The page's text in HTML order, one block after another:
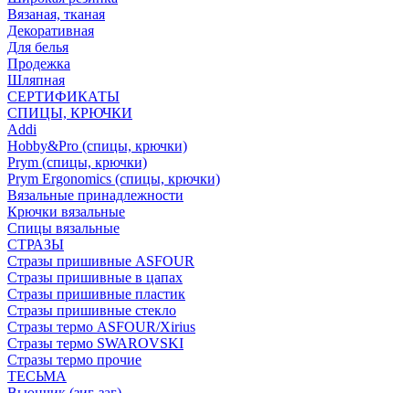
Вязаная, тканая
Декоративная
Для белья
Продежка
Шляпная
СЕРТИФИКАТЫ
СПИЦЫ, КРЮЧКИ
Addi
Hobby&Pro (спицы, крючки)
Prym (спицы, крючки)
Prym Ergonomics (спицы, крючки)
Вязальные принадлежности
Крючки вязальные
Спицы вязальные
СТРАЗЫ
Стразы пришивные ASFOUR
Стразы пришивные в цапах
Стразы пришивные пластик
Стразы пришивные стекло
Стразы термо ASFOUR/Xirius
Стразы термо SWAROVSKI
Стразы термо прочие
ТЕСЬМА